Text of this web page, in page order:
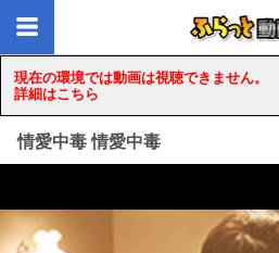
現在の環境では動画は視聴できません。
詳細はこちら
情愛中毒 情愛中毒